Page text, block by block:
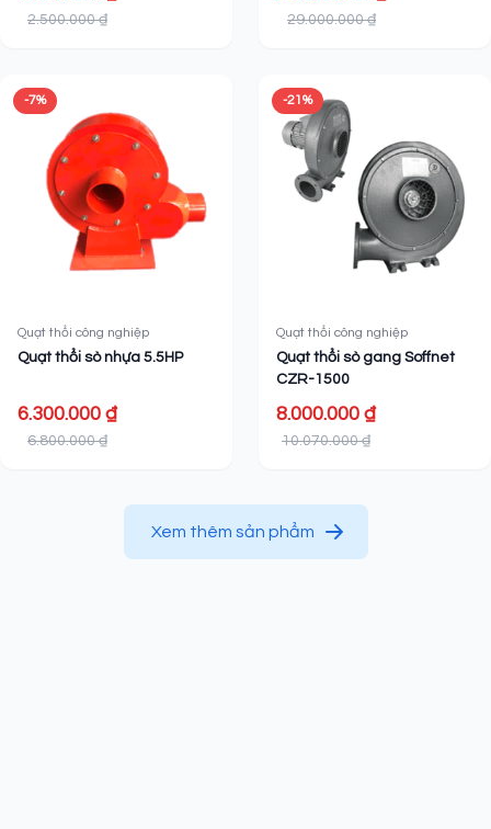
2.500.000 ₫ 29.000.000 ₫
-7%
Quạt thổi công nghiệp
Quạt thổi sò nhựa 5.5HP
6.300.000 ₫
6.800.000 ₫
-21%
Quạt thổi công nghiệp
Quạt thổi sò gang Soffnet
CZR-1500
8.000.000 ₫
10.070.000 ₫
Xem thêm sản phẩm